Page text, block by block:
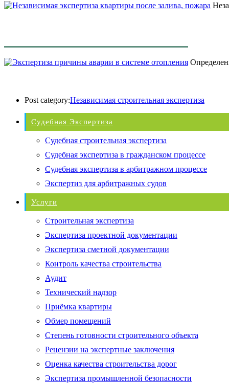
Post category:Независимая строительная экспертиза
Судебная Экспертиза
Судебная строительная экспертиза
Судебная экспертиза в гражданском процессе
Судебная экспертиза в арбитражном процессе
Экспертиз для арбитражных судов
Услуги
Строительная экспертиза
Экспертиза проектной документации
Экспертиза сметной документации
Контроль качества строительства
Аудит
Технический надзор
Приёмка квартиры
Обмер помещений
Степень готовности строительного объекта
Рецензии на экспертные заключения
Оценка качества строительства дорог
Экспертиза промышленной безопасности